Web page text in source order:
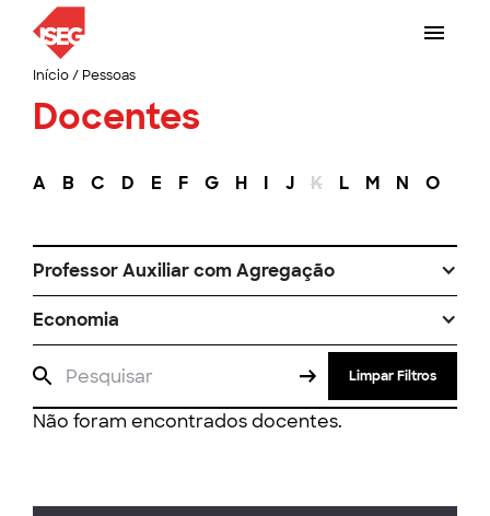
Início/ Pessoas
Docentes
A B C D E F G H I J K L M N O
Professor Auxiliar com Agregação
Economia
Limpar Filtros
Não foram encontrados docentes.